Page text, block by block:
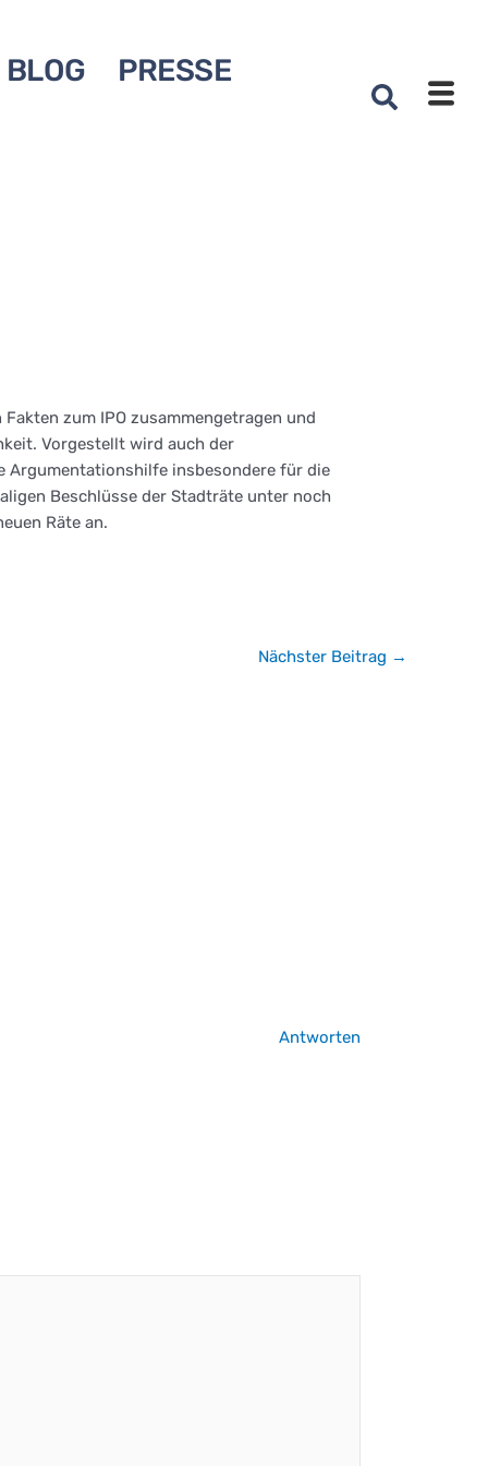
BLOG PRESSE
zum IPO zusammengetragen und
Vorgestellt wird auch der
Argumentationshilfe insbesondere für die
Beschlüsse der Stadträte unter noch
Räte an.
Nächster Beitrag →
Antworten